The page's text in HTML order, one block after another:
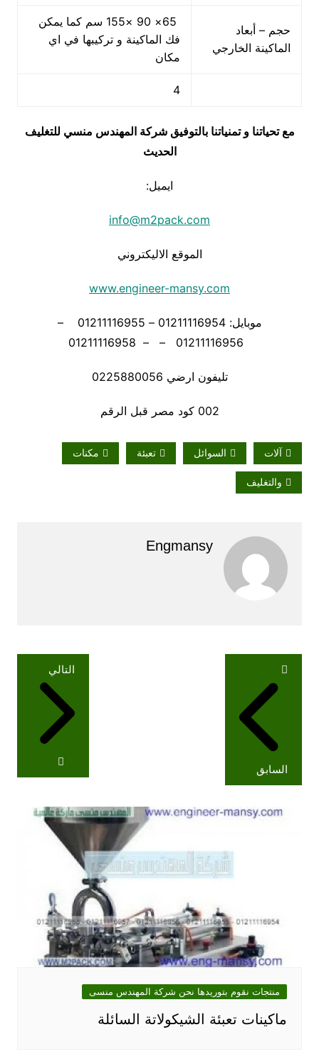
حجم – أبعاد
الماكينة الخارجي
65× 90 ×155 سم كما يمكن
فك الماكينة و تركيبها في اي
مكان
4
مع تحياتنا و تمنياتنا بالتوفيق شركة المهندس منسي للتغليف
الحديث
ايميل:
info@m2pack.com
الموقع الاليكتروني
www.engineer-mansy.com
موبايل: 01211116954 – 01211116955 –
تليفون ارضي 0225880056
002 كود مصر قبل الرقم
آلات السوائل تعبئة مكنات
والتغليف
Engmansy
تصفّح
المقالات
السابق
التالي
منتجات نقوم بتوريدها نحن شركة المهندس منسى
ماكينات تعبئة الشيكولاتة السائلة